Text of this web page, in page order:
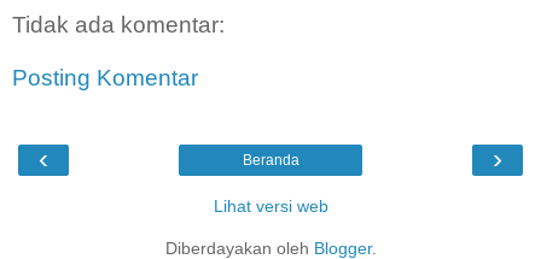
Tidak ada komentar:
Posting Komentar
‹ ›
Beranda
Lihat versi web
Diberdayakan oleh Blogger.